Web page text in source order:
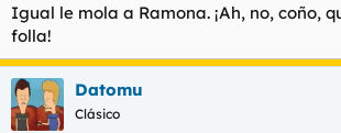
Igual le mola a Ramona. ¡Ah, no, coño,
folla!
Datomu
Clásico